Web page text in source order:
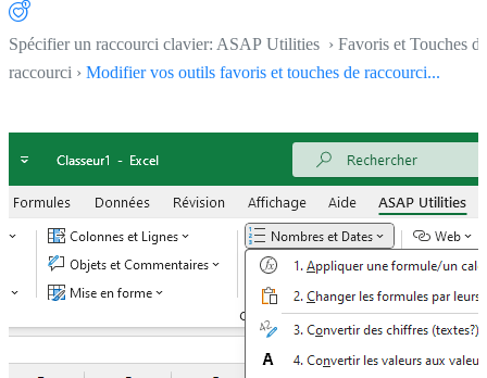
Spécifier un raccourci clavier: ASAP Utilities › Favoris et Touches de
raccourci › Modifier vos outils favoris et touches de raccourci...